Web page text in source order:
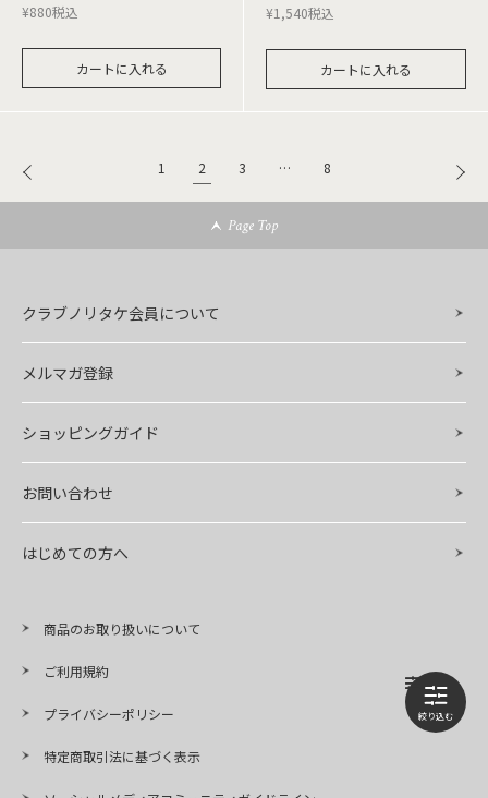
¥880税込
カートに入れる
¥1,540税込
カートに入れる
1 2 3 … 8
Page Top
クラブノリタケ会員について
メルマガ登録
ショッピングガイド
お問い合わせ
はじめての方へ
商品のお取り扱いについて
ご利用規約
プライバシーポリシー
特定商取引法に基づく表示